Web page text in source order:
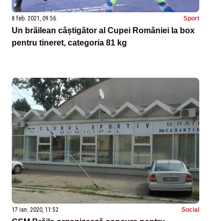
8 feb. 2021, 09:56 Sport
Un brăilean câștigător al Cupei României la box
pentru tineret, categoria 81 kg
17 ian. 2020, 11:52 Social